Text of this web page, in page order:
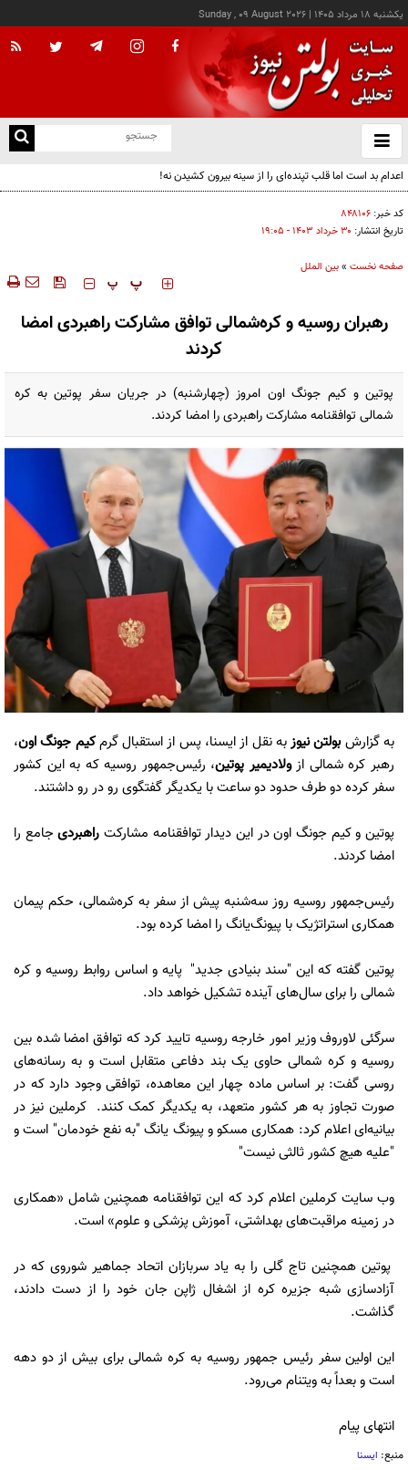
يکشنبه ۱۸ مرداد ۱۴۰۵ |
Sunday , 09 August 2026
باز
و
اعدام بد است اما قلب تپنده‌ای را از سینه بیرون کشیدن نه!
کد خبر: ۸۴۸۱۰۶
تاریخ انتشار: ۳۰ خرداد ۱۴۰۳ - ۱۹:۰۵
صفحه نخست »بین الملل
‍‍‍ پ پ
رهبران روسیه و کره‌شمالی توافق مشارکت راهبردی امضا
کردند
پوتین و کیم جونگ اون امروز (چهارشنبه) در جریان سفر پوتین به کره
شمالی توافقنامه مشارکت راهبردی را امضا کردند.
به گزارشبولتن نیوزبه نقل از ایسنا، پس از استقبال گرمکیم جونگ اون،
رهبر کره شمالی ازولادیمیر پوتین، رئیس‌جمهور روسیه که به این کشور
سفر کرده دو طرف حدود دو ساعت با یکدیگر گفتگوی رو در رو داشتند.
پوتین و کیم جونگ اون در این دیدار توافقنامه مشارکت راهبردیجامع را
امضا کردند.
رئیس‌جمهور روسیه روز سه‌شنبه پیش از سفر به کره‌شمالی، حکم پیمان
همکاری استراتژیک با پیونگ‌یانگ را امضا کرده بود.
پوتین گفته که این "سند بنیادی جدید" پایه و اساس روابط روسیه و کره
شمالی را برای سال‌های آینده تشکیل خواهد داد.
سرگئی لاوروف وزیر امور خارجه روسیه تایید کرد که توافق امضا شده بین
روسیه و کره شمالی حاوی یک بند دفاعی متقابل است و به رسانه‌های
روسی گفت: بر اساس ماده چهار این معاهده، توافقی وجود دارد که در
صورت تجاوز به هر کشور متعهد، به یکدیگر کمک کنند. کرملین نیز در
بیانیه‌ای اعلام کرد: همکاری مسکو و پیونگ یانگ "به نفع خودمان" است و
"علیه هیچ کشور ثالثی نیست"
وب سایت کرملین اعلام کرد که این توافقنامه همچنین شامل «همکاری
در زمینه مراقبت‌های بهداشتی، آموزش پزشکی و علوم» است.
پوتین همچنین تاج گلی را به یاد سربازان اتحاد جماهیر شوروی که در
آزادسازی شبه جزیره کره از اشغال ژاپن جان خود را از دست دادند،
گذاشت.
این اولین سفر رئیس جمهور روسیه به کره شمالی برای بیش از دو دهه
است و بعداً به ویتنام می‌رود.
انتهای پیام
منبع: ایسنا